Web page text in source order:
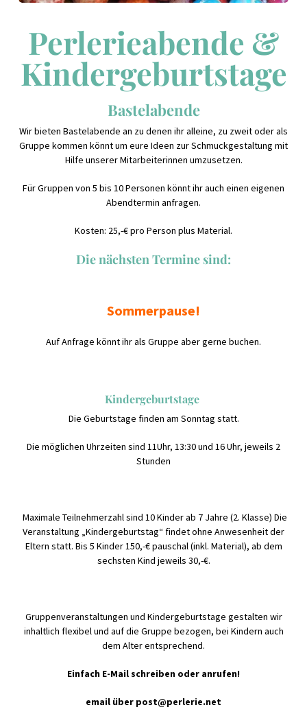
Perlerieabende &
Kindergeburtstage
Bastelabende
Wir bieten Bastelabende an zu denen ihr alleine, zu zweit oder als
Gruppe kommen könnt um eure Ideen zur Schmuckgestaltung mit
Hilfe unserer Mitarbeiterinnen umzusetzen.
Für Gruppen von 5 bis 10 Personen könnt ihr auch einen eigenen
Abendtermin anfragen.
Kosten: 25,-€ pro Person plus Material.
Die nächsten Termine sind:
Sommerpause!
Auf Anfrage könnt ihr als Gruppe aber gerne buchen.
Kindergeburtstage
Die Geburtstage finden am Sonntag statt.
Die möglichen Uhrzeiten sind 11Uhr, 13:30 und 16 Uhr, jeweils 2
Stunden
Maximale Teilnehmerzahl sind 10 Kinder ab 7 Jahre (2. Klasse) Die
Veranstaltung „Kindergeburtstag“ findet ohne Anwesenheit der
Eltern statt. Bis 5 Kinder 150,-€ pauschal (inkl. Material), ab dem
sechsten Kind jeweils 30,-€.
Gruppenveranstaltungen und Kindergeburtstage gestalten wir
inhaltlich flexibel und auf die Gruppe bezogen, bei Kindern auch
dem Alter entsprechend.
Einfach E-Mail schreiben oder anrufen!
email über post@perlerie.net